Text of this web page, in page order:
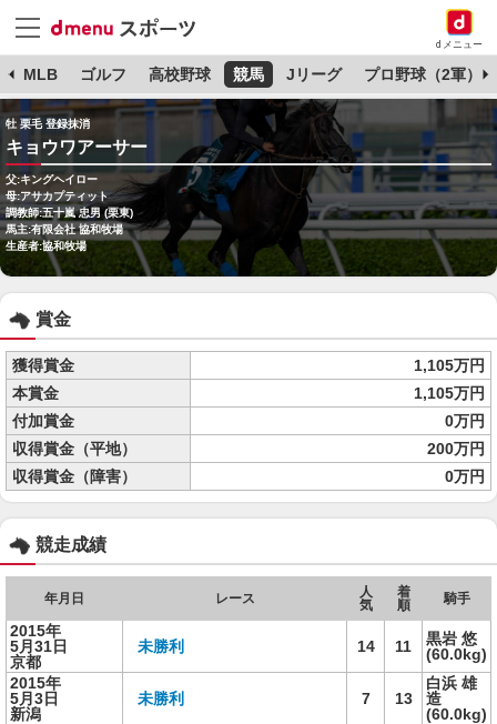
dメニュー
MLB ゴルフ 高校野球 競馬 Jリーグ プロ野球（2軍）
牡 栗毛 登録抹消
キョウワアーサー
父:キングヘイロー
母:アサカプティット
調教師:五十嵐 忠男 (栗東)
馬主:有限会社 協和牧場
生産者:協和牧場
賞金
獲得賞金
1,105万円
本賞金
1,105万円
付加賞金
0万円
収得賞金（平地）
200万円
収得賞金（障害）
0万円
競走成績
年月日 レース
人
気
着
順
騎手
2015年
5月31日
京都
未勝利 14 11
黒岩 悠
(60.0kg)
2015年
5月3日
新潟
未勝利 7 13
白浜 雄
造
(60.0kg)